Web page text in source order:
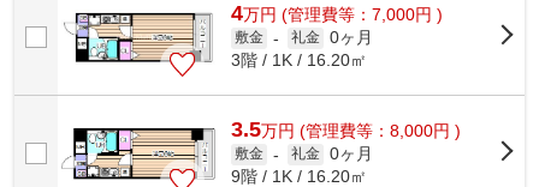
4万円 (管理費等：7,000円 )
敷金 - 礼金 0ヶ月
3階 / 1K / 16.20㎡
3.5万円 (管理費等：8,000円 )
敷金 - 礼金 0ヶ月
9階 / 1K / 16.20㎡